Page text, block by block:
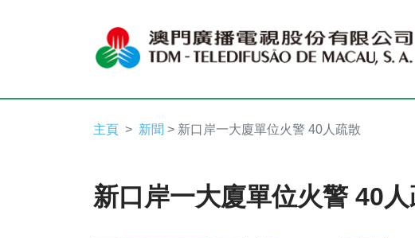
主頁 新聞 > 新口岸一大廈單位火警 40人疏散
新口岸一大廈單位火警 40